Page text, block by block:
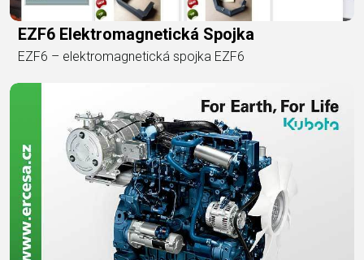
EZF6 Elektromagnetická Spojka
EZF6 – elektromagnetická spojka EZF6